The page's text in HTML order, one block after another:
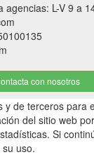
agencias: L-V 9 a
con nosotros
y de terceros para
del sitio web
Si
uso.